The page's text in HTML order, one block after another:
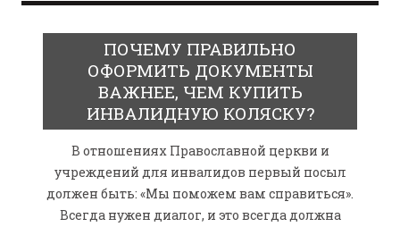
ПОЧЕМУ ПРАВИЛЬНО
ОФОРМИТЬ ДОКУМЕНТЫ
ВАЖНЕЕ, ЧЕМ КУПИТЬ
ИНВАЛИДНУЮ КОЛЯСКУ?
В отношениях Православной церкви и
учреждений для инвалидов первый посыл
должен быть: «Мы поможем вам справиться».
Всегда нужен диалог, и это всегда должна